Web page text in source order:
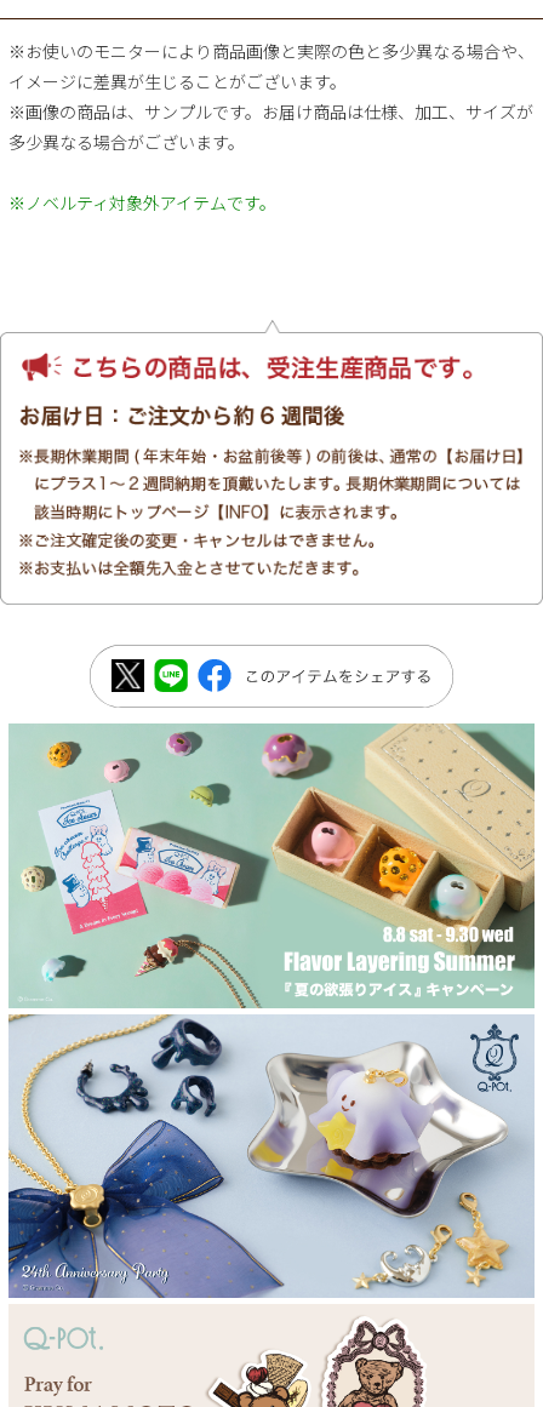
※お使いのモニターにより商品画像と実際の色と多少異なる場合や、
イメージに差異が生じることがございます。
※画像の商品は、サンプルです。お届け商品は仕様、加工、サイズが
多少異なる場合がございます。
※ノベルティ対象外アイテムです。